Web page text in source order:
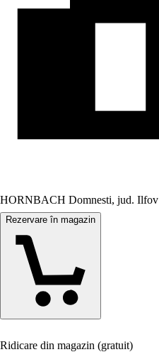
HORNBACH Domnesti, jud. Ilfov
Rezervare în magazin
Ridicare din magazin (gratuit)